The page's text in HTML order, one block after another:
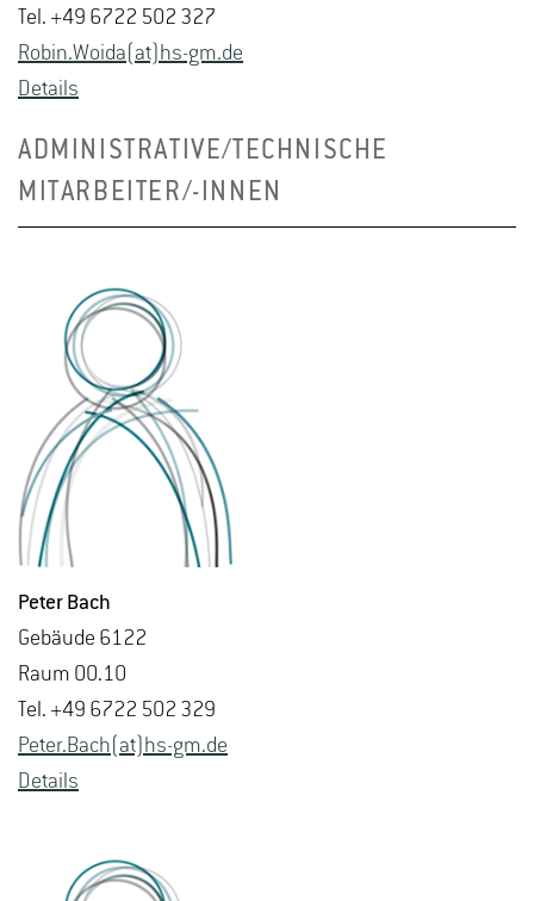
Tel. +49 6722 502 327
Robin.​Woida(at)hs-​gm.​de
De­tails
ADMINISTRATIVE/TECHNISCHE
MITARBEITER/-INNEN
Peter Bach
Ge­bäu­de 6122
Raum 00.10
Tel. +49 6722 502 329
Peter.​Bach(at)hs-​gm.​de
De­tails